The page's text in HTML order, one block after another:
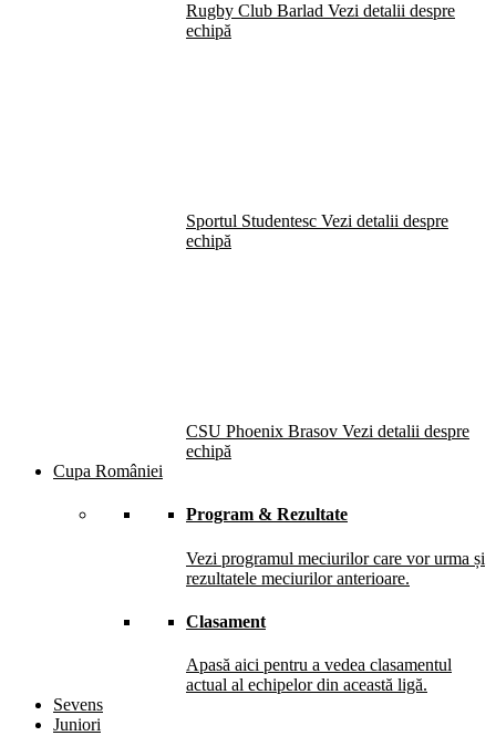
Rugby Club Barlad Vezi detalii despre
echipă
Sportul Studentesc Vezi detalii despre
echipă
CSU Phoenix Brasov Vezi detalii despre
echipă
Cupa României
Program & Rezultate
Vezi programul meciurilor care vor urma și
rezultatele meciurilor anterioare.
Clasament
Apasă aici pentru a vedea clasamentul
actual al echipelor din această ligă.
Sevens
Juniori